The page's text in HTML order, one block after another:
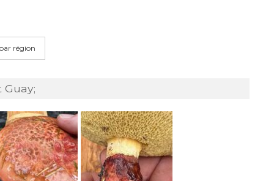
région
Guay;